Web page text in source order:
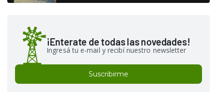
¡Enterate de todas las novedades!
Ingresá tu e-mail y recibí nuestro newsletter
Suscribirme